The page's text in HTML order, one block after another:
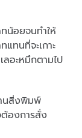
น้อยจนทำให้
ทนที่จะเกาะ
อะหมึกตามไป
นสิ่งพิมพ์
องการสั่ง